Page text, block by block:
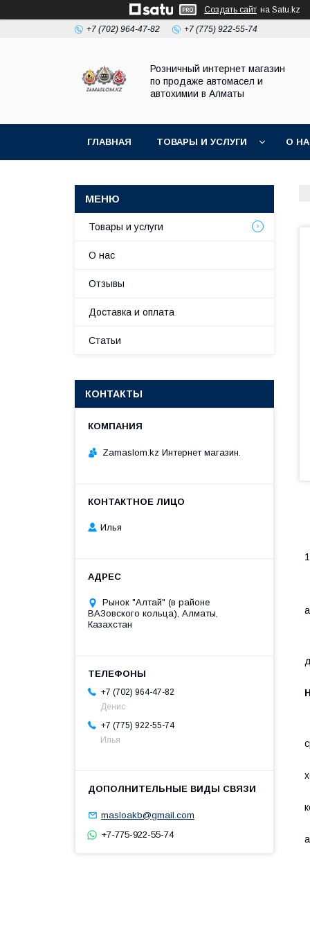
Создать сайт на Satu.kz
+7 (702) 964-47-82 +7 (775) 922-55-74
Розничный интернет магазин
по продаже автомасел и
автохимии в Алматы
ГЛАВНАЯ ТОВАРЫ И УСЛУГИ О
Товары и услуги
О нас
Отзывы
Доставка и оплата
Статьи
КОНТАКТЫ
Zamaslom.kz Интернет магазин.
Илья
Рынок "Алтай" (в районе
ВАЗовского кольца), Алматы,
Казахстан
+7 (702) 964-47-82
Денис
+7 (775) 922-55-74
Илья
masloakb@gmail.com
+7-775-922-55-74